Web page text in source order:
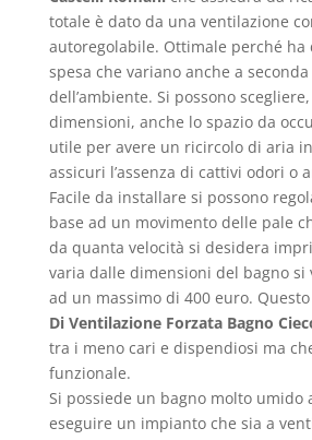
totale è dato da una ventilazione
autoregolabile. Ottimale perché ha
spesa che variano anche a
dell’ambiente. Si possono
dimensioni, anche lo spazio da
utile per avere un ricircolo di aria
assicuri l’assenza di cattivi odori o
Facile da installare si possono
base ad un movimento delle pale
da quanta velocità si desidera
varia dalle dimensioni del bagno si
ad un massimo di 400 euro.
Di Ventilazione Forzata Bagno
tra i meno cari e dispendiosi ma
funzionale.
Si possiede un bagno molto umido
eseguire un impianto che sia a